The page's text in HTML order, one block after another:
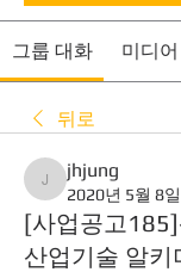
그룹 대화 미디어
뒤로
jhjung
jhjung
2020년 5월 8일
[사업공고
산업기술 알키